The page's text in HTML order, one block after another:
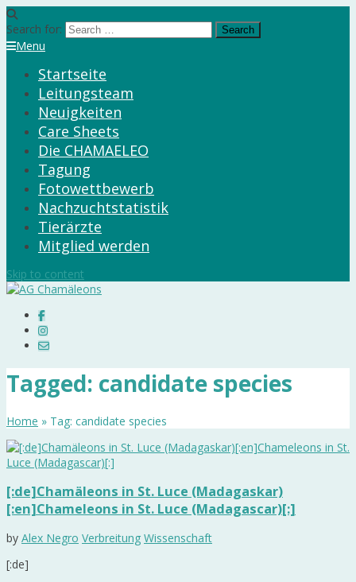
Search for:
Menu
Startseite
Leitungsteam
Neuigkeiten
Care Sheets
Die CHAMAELEO
Tagung
Fotowettbewerb
Nachzuchtstatistik
Tierärzte
Mitglied werden
Skip to content
Tagged: candidate species
Home » Tag: candidate species
[:de]Chamäleons in St. Luce (Madagaskar)
[:en]Chameleons in St. Luce (Madagascar)[:]
by Alex Negro Verbreitung Wissenschaft
[:de]